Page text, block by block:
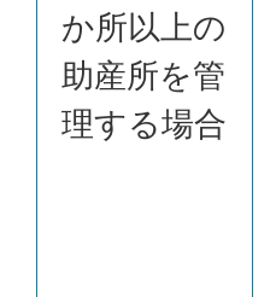
か所以上の
助産所を管
理する場合